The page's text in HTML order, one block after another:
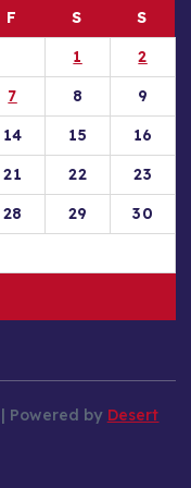
F S
S
1
2
7 8
9
14 15
16
21 22
23
28 29
30
Powered by Desert